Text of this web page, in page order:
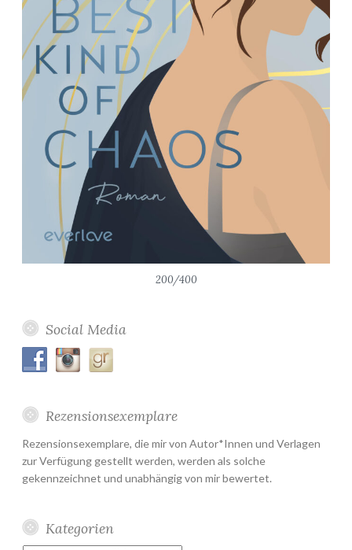
200/400
Social Media
Rezensionsexemplare
Rezensionsexemplare, die mir von Autor*Innen und Verlagen
zur Verfügung gestellt werden, werden als solche
gekennzeichnet und unabhängig von mir bewertet.
Kategorien